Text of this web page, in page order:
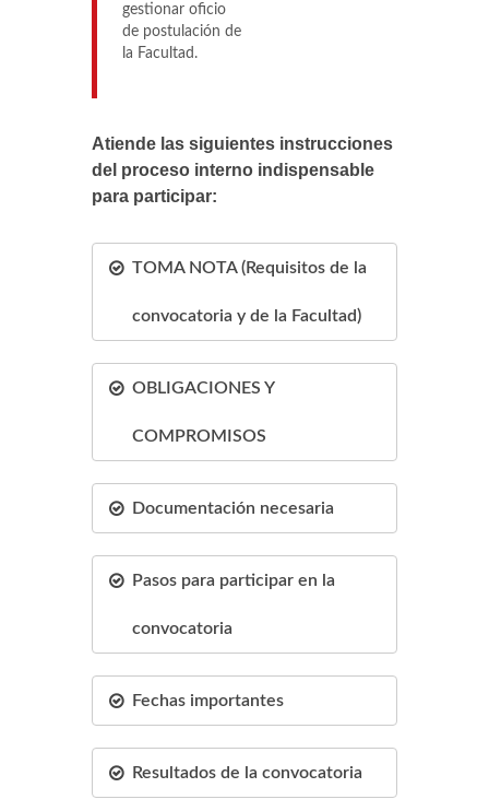
gestionar oficio
de postulación de
la Facultad.
Atiende las siguientes instrucciones
del proceso interno indispensable
para participar:
TOMA NOTA (Requisitos de la
convocatoria y de la Facultad)
OBLIGACIONES Y
COMPROMISOS
Documentación necesaria
Pasos para participar en la
convocatoria
Fechas importantes
Resultados de la convocatoria